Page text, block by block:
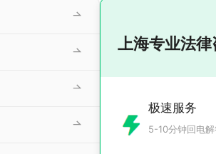
上海专业法律
极速服务
5-10分钟回电